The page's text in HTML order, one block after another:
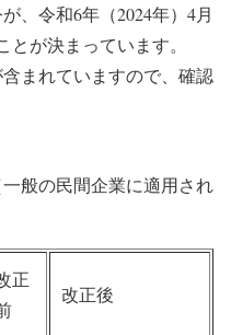
、令和6年（2024年）4月
が決まっています。
まれていますので、確認
般の民間企業に適用され
正
改正後